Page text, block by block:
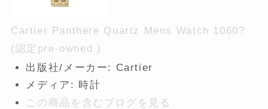
Cartier Panthere Quartz Mens Watch 1060?
(認定pre-owned )
出版社/メーカー: Cartier
メディア: 時計
この商品を含むブログを見る